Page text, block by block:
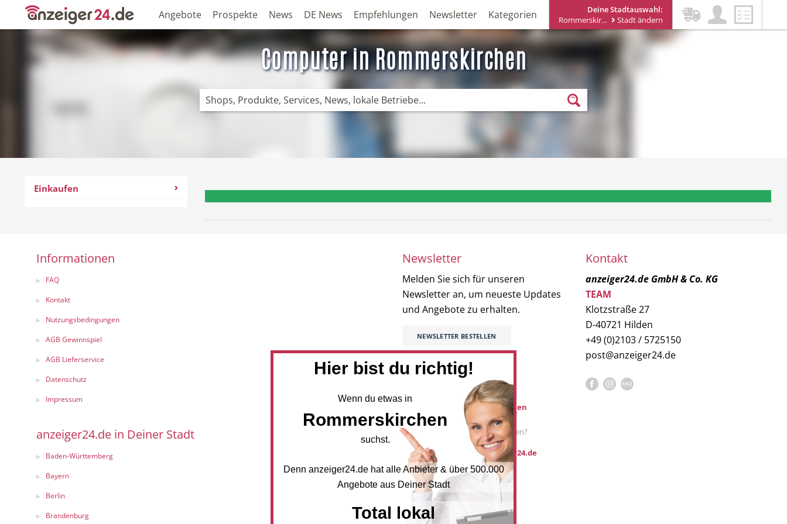
Deine Stadtauswahl:
Rommerskirchen
Stadt ändern
Angebote Prospekte News DE News Empfehlungen Newsletter Kategorien
Computer in Rommerskirchen
Einkaufen
Informationen
FAQ
Kontakt
Nutzungsbedingungen
AGB Gewinnspiel
AGB Lieferservice
Datenschutz
Impressum
anzeiger24.de in Deiner Stadt
Baden-Württemberg
Bayern
Berlin
Brandenburg
Newsletter
Melden Sie sich für unseren
Newsletter an, um neueste Updates
und Angebote zu erhalten.
NEWSLETTER BESTELLEN
Mediadaten
Werbung buchen
Sie möchten auf
anzeiger24.de
Werbung schalten?
post@anzeiger24.de
Kontakt
anzeiger24.de GmbH & Co. KG
TEAM
Klotzstraße 27
D-40721 Hilden
+49 (0)2103 / 5725150
post@anzeiger24.de
Hier bist du richtig!
Wenn du etwas in
Rommerskirchen
suchst.
Denn anzeiger24.de hat alle Anbieter & über 500.000
Angebote aus Deiner Stadt
Total lokal